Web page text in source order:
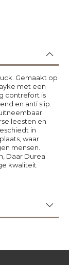
Gemaakt op
met een
contrefort is
en anti slip.
leesten en
in
waar
mensen.
Daar Durea
kwaliteit